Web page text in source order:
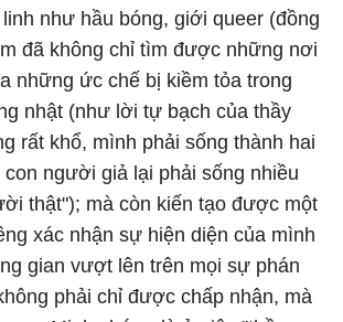
như hầu bóng, giới queer (đồng
đã không chỉ tìm được những nơi
những ức chế bị kiềm tỏa trong
nhật (như lời tự bạch của thầy
rất khổ, mình phải sống thành hai
người giả lại phải sống nhiều
thật"); mà còn kiến tạo được một
xác nhận sự hiện diện của mình
gian vượt lên trên mọi sự phán
phải chỉ được chấp nhận, mà